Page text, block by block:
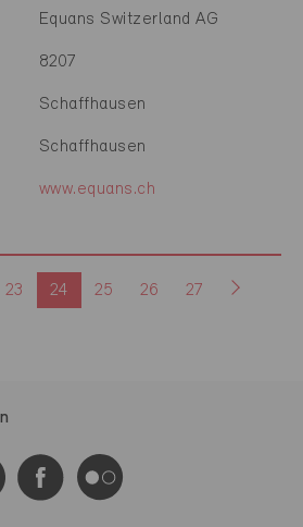
Equans Switzerland AG
8207
Schaffhausen
Schaffhausen
www.equans.ch
23 24 25 26 27